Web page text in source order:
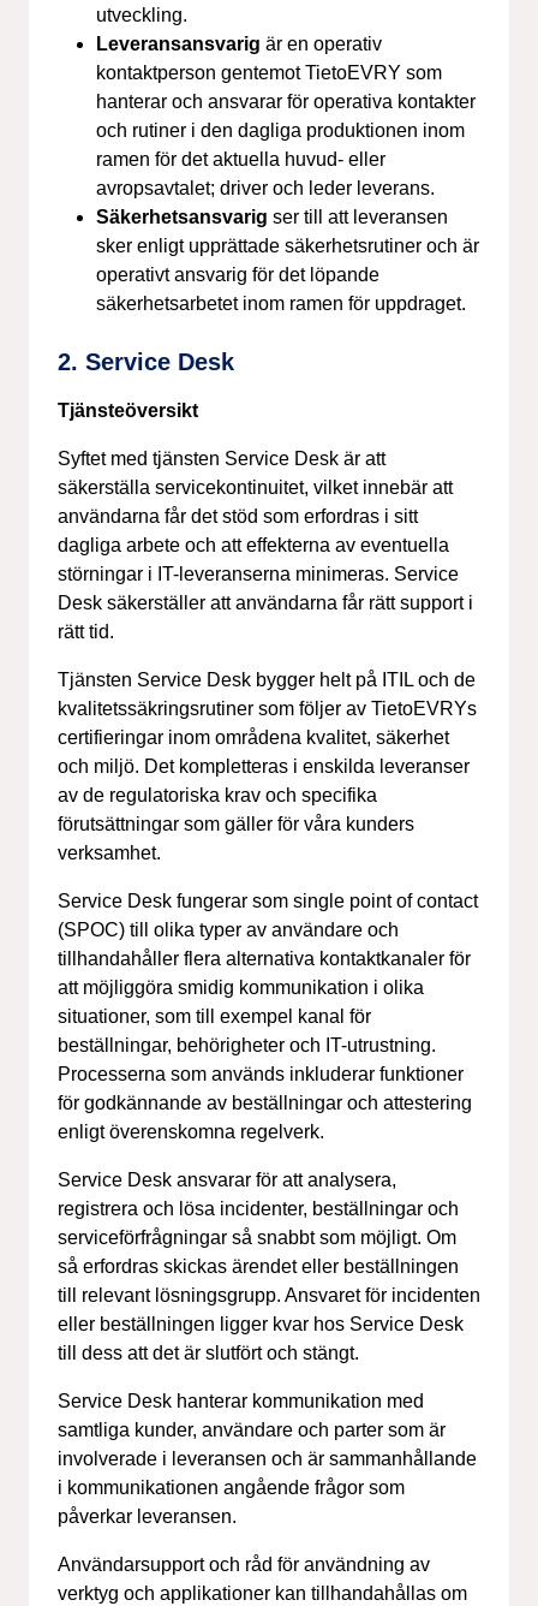
utveckling.
Leveransansvarig är en operativ
kontaktperson gentemot TietoEVRY som
hanterar och ansvarar för operativa kontakter
och rutiner i den dagliga produktionen inom
ramen för det aktuella huvud- eller
avropsavtalet; driver och leder leverans.
Säkerhetsansvarig ser till att leveransen
sker enligt upprättade säkerhetsrutiner och är
operativt ansvarig för det löpande
säkerhetsarbetet inom ramen för uppdraget.
2. Service Desk
Tjänsteöversikt
Syftet med tjänsten Service Desk är att
säkerställa servicekontinuitet, vilket innebär att
användarna får det stöd som erfordras i sitt
dagliga arbete och att effekterna av eventuella
störningar i IT-leveranserna minimeras. Service
Desk säkerställer att användarna får rätt support i
rätt tid.
Tjänsten Service Desk bygger helt på ITIL och de
kvalitetssäkringsrutiner som följer av TietoEVRYs
certifieringar inom områdena kvalitet, säkerhet
och miljö. Det kompletteras i enskilda leveranser
av de regulatoriska krav och specifika
förutsättningar som gäller för våra kunders
verksamhet.
Service Desk fungerar som single point of contact
(SPOC) till olika typer av användare och
tillhandahåller flera alternativa kontaktkanaler för
att möjliggöra smidig kommunikation i olika
situationer, som till exempel kanal för
beställningar, behörigheter och IT-utrustning.
Processerna som används inkluderar funktioner
för godkännande av beställningar och attestering
enligt överenskomna regelverk.
Service Desk ansvarar för att analysera,
registrera och lösa incidenter, beställningar och
serviceförfrågningar så snabbt som möjligt. Om
så erfordras skickas ärendet eller beställningen
till relevant lösningsgrupp. Ansvaret för incidenten
eller beställningen ligger kvar hos Service Desk
till dess att det är slutfört och stängt.
Service Desk hanterar kommunikation med
samtliga kunder, användare och parter som är
involverade i leveransen och är sammanhållande
i kommunikationen angående frågor som
påverkar leveransen.
Användarsupport och råd för användning av
verktyg och applikationer kan tillhandahållas om